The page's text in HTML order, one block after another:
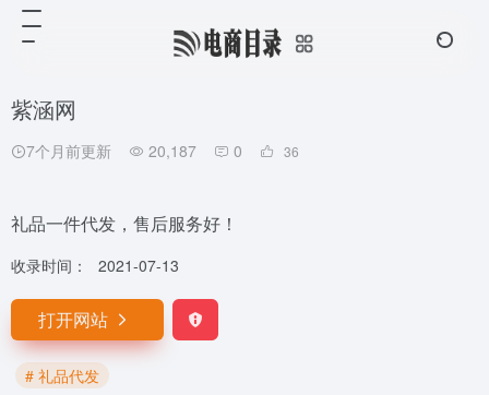
紫涵网
7个月前更新 20,187 0 36
礼品一件代发，售后服务好！
收录时间： 2021-07-13
打开网站
# 礼品代发